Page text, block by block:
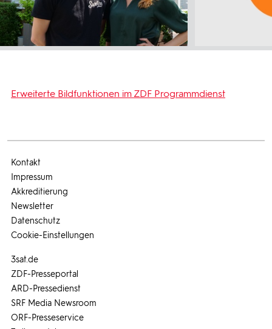
Erweiterte Bildfunktionen im ZDF Programmdienst
3sat.de
ZDF-Presseportal
ARD-Pressedienst
SRF Media Newsroom
ORF-Presseservice
Kontakt
Impressum
Akkreditierung
Newsletter
Datenschutz
Cookie-Einstellungen